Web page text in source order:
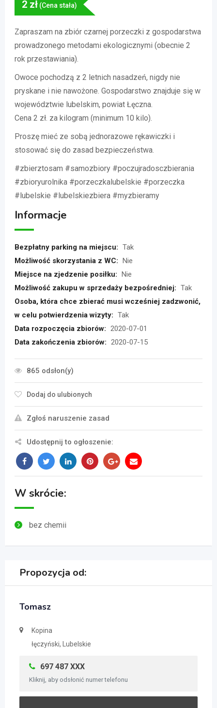
2 zł (Cena stała)
Zapraszam na zbiór czarnej porzeczki z gospodarstwa
prowadzonego metodami ekologicznymi (obecnie 2
rok przestawiania).
Owoce pochodzą z 2 letnich nasadzeń, nigdy nie
pryskane i nie nawożone. Gospodarstwo znajduje się w
województwie lubelskim, powiat Łęczna.
Cena 2 zł. za kilogram (minimum 10 kilo).
Proszę mieć ze sobą jednorazowe rękawiczki i
stosować się do zasad bezpieczeństwa.
#zbierztosam #samozbiory #poczujradosczbierania
#zbioryurolnika #porzeczkalubelskie #porzeczka
#lubelskie #lubelskiezbiera #myzbieramy
Informacje
Bezpłatny parking na miejscu: Tak
Możliwość skorzystania z WC: Nie
Miejsce na zjedzenie posiłku: Nie
Możliwość zakupu w sprzedaży bezpośredniej: Tak
Osoba, która chce zbierać musi wcześniej zadzwonić,
w celu potwierdzenia wizyty: Tak
Data rozpoczęcia zbiorów: 2020-07-01
Data zakończenia zbiorów: 2020-07-15
865 odsłon(y)
Dodaj do ulubionych
Zgłoś naruszenie zasad
Udostępnij to ogłoszenie:
W skrócie:
bez chemii
Propozycja od:
Tomasz
Kopina
łęczyński, Lubelskie
697 487 XXX
Kliknij, aby odsłonić numer telefonu